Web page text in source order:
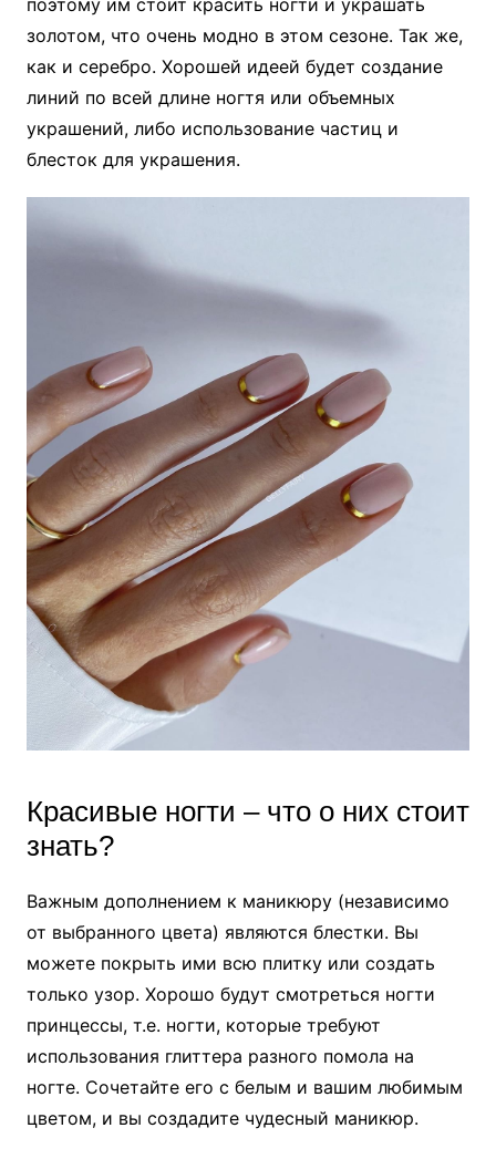
золотом, что очень модно в этом сезоне. Так же,
как и серебро. Хорошей идеей будет создание
линий по всей длине ногтя или объемных
украшений, либо использование частиц и
блесток для украшения.
Красивые ногти – что о них стоит
знать?
Важным дополнением к маникюру (независимо
от выбранного цвета) являются блестки. Вы
можете покрыть ими всю плитку или создать
только узор. Хорошо будут смотреться ногти
принцессы, т.е. ногти, которые требуют
использования глиттера разного помола на
ногте. Сочетайте его с белым и вашим любимым
цветом, и вы создадите чудесный маникюр.